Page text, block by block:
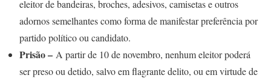
eleitor de bandeiras, broches, adesivos, camisetas e outros
adornos semelhantes como forma de manifestar preferência por
partido político ou candidato.
Prisão – A partir de 10 de novembro, nenhum eleitor poderá
ser preso ou detido, salvo em flagrante delito, ou em virtude de